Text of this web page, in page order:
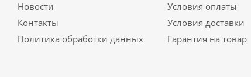
Новости
Контакты
Политика обработки данных
Условия оплаты
Условия доставки
Гарантия на товар